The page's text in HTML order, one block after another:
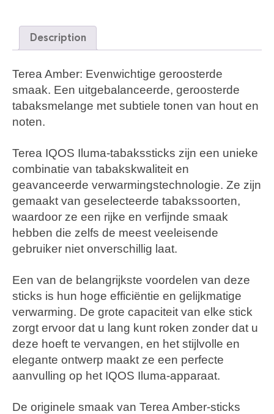
Description
Terea Amber: Evenwichtige geroosterde
smaak. Een uitgebalanceerde, geroosterde
tabaksmelange met subtiele tonen van hout en
noten.
Terea IQOS Iluma-tabakssticks zijn een unieke
combinatie van tabakskwaliteit en
geavanceerde verwarmingstechnologie. Ze zijn
gemaakt van geselecteerde tabakssoorten,
waardoor ze een rijke en verfijnde smaak
hebben die zelfs de meest veeleisende
gebruiker niet onverschillig laat.
Een van de belangrijkste voordelen van deze
sticks is hun hoge efficiëntie en gelijkmatige
verwarming. De grote capaciteit van elke stick
zorgt ervoor dat u lang kunt roken zonder dat u
deze hoeft te vervangen, en het stijlvolle en
elegante ontwerp maakt ze een perfecte
aanvulling op het IQOS Iluma-apparaat.
De originele smaak van Terea Amber-sticks